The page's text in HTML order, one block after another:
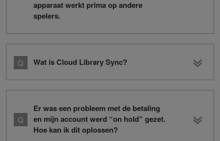
apparaat werkt prima op andere
spelers.
Wat is Cloud Library Sync?
Er was een probleem met de betaling
en mijn account werd “on hold” gezet.
Hoe kan ik dit oplossen?